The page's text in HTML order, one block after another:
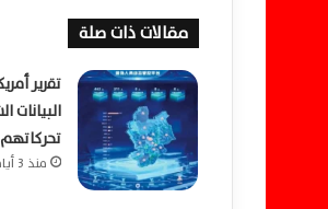
مقالات ذات صلة
تقرير
البيانات
منذ 3 أيام